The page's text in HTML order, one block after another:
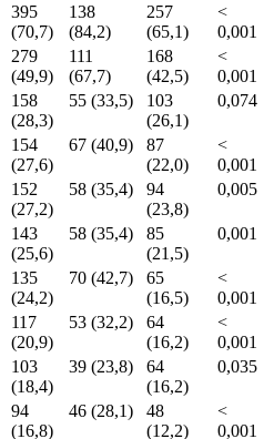
395
(70,7)
138
(84,2)
257
(65,1)
<
0,001
279
(49,9)
111
(67,7)
168
(42,5)
<
0,001
158
(28,3)
55 (33,5)
103
(26,1)
0,074
154
(27,6)
67 (40,9)
87
(22,0)
<
0,001
152
(27,2)
58 (35,4)
94
(23,8)
0,005
143
(25,6)
58 (35,4)
85
(21,5)
0,001
135
(24,2)
70 (42,7)
65
(16,5)
<
0,001
117
(20,9)
53 (32,2)
64
(16,2)
<
0,001
103
(18,4)
39 (23,8)
64
(16,2)
0,035
94
(16,8)
46 (28,1)
48
(12,2)
<
0,001